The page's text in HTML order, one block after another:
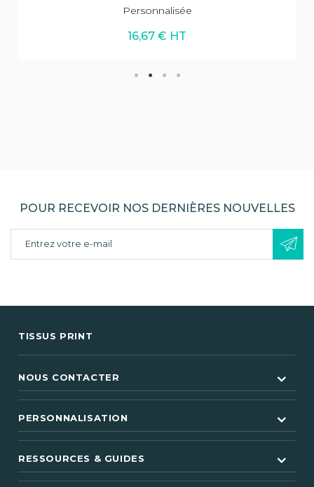
Personnalisée
16,67 € HT
POUR RECEVOIR NOS DERNIÈRES NOUVELLES
TISSUS PRINT
NOUS CONTACTER
PERSONNALISATION
RESSOURCES & GUIDES